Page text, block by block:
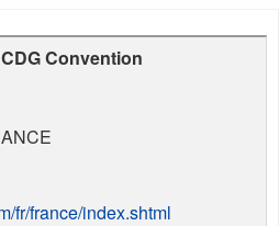
Convention
fr/france/index.shtml